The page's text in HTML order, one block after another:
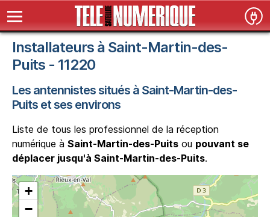
Installateurs à Saint-Martin-des-
Puits - 11220
Les antennistes situés à Saint-Martin-des-
Puits et ses environs
Liste de tous les professionnel de la réception
numérique à Saint-Martin-des-Puits ou pouvant se
déplacer jusqu'à Saint-Martin-des-Puits.
+
−